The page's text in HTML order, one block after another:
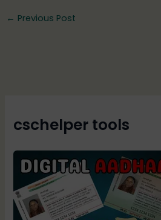
← Previous Post
cschelper tools